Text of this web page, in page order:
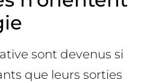
sont devenus si
que leurs sorties